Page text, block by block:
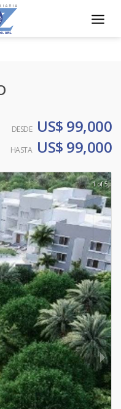
DESDE US$ 99,000
HASTA US$ 99,000
1 of 5